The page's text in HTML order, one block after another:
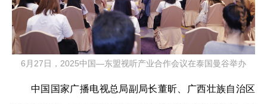
6月27日，2025中国—东盟视听产业合作会议在泰国曼谷举办
中国国家广播电视总局副局长董昕、广西壮族自治区